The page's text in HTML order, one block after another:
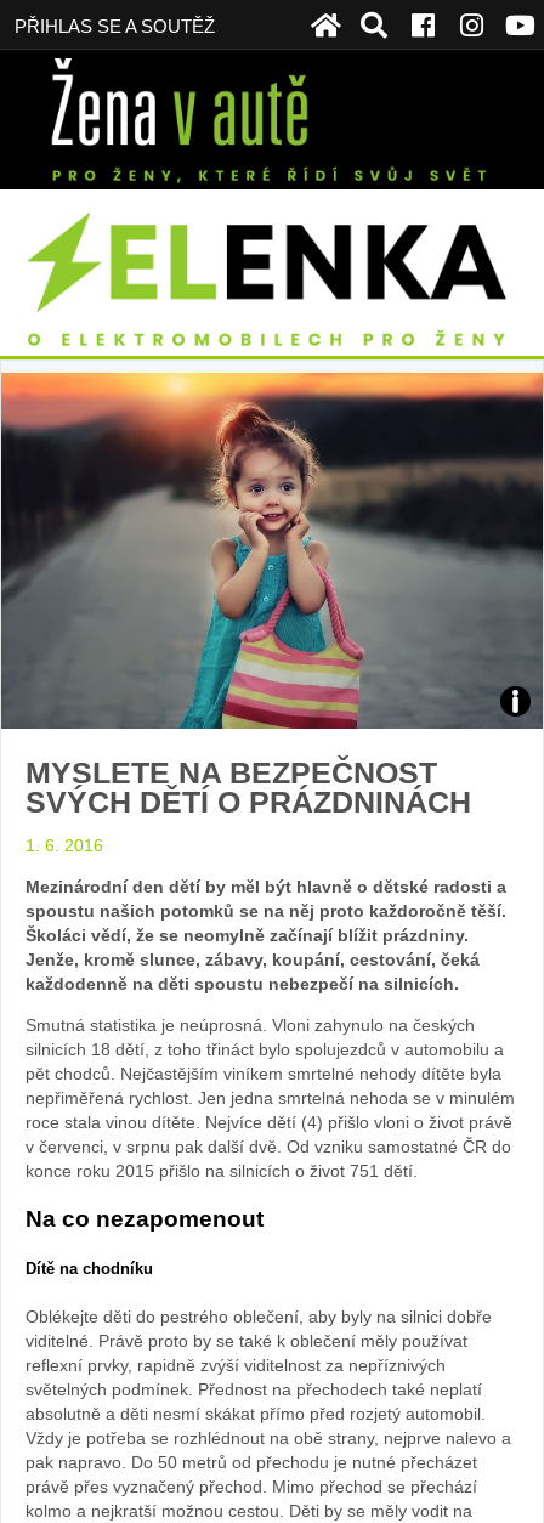
PŘIHLAS SE A SOUTĚŽ
MYSLETE NA BEZPEČNOST
SVÝCH DĚTÍ O PRÁZDNINÁCH
1. 6. 2016
Mezinárodní den dětí by měl být hlavně o dětské radosti a
spoustu našich potomků se na něj proto každoročně těší.
Školáci vědí, že se neomylně začínají blížit prázdniny.
Jenže, kromě slunce, zábavy, koupání, cestování, čeká
každodenně na děti spoustu nebezpečí na silnicích.
Smutná statistika je neúprosná. Vloni zahynulo na českých
silnicích 18 dětí, z toho třináct bylo spolujezdců v automobilu a
pět chodců. Nejčastějším viníkem smrtelné nehody dítěte byla
nepřiměřená rychlost. Jen jedna smrtelná nehoda se v minulém
roce stala vinou dítěte. Nejvíce dětí (4) přišlo vloni o život právě
v červenci, v srpnu pak další dvě. Od vzniku samostatné ČR do
konce roku 2015 přišlo na silnicích o život 751 dětí.
Na co nezapomenout
Dítě na chodníku
Oblékejte děti do pestrého oblečení, aby byly na silnici dobře
viditelné. Právě proto by se také k oblečení měly používat
reflexní prvky, rapidně zvýší viditelnost za nepříznivých
světelných podmínek. Přednost na přechodech také neplatí
absolutně a děti nesmí skákat přímo před rozjetý automobil.
Vždy je potřeba se rozhlédnout na obě strany, nejprve nalevo a
pak napravo. Do 50 metrů od přechodu je nutné přecházet
právě přes vyznačený přechod. Mimo přechod se přechází
kolmo a nejkratší možnou cestou. Děti by se měly vodit na